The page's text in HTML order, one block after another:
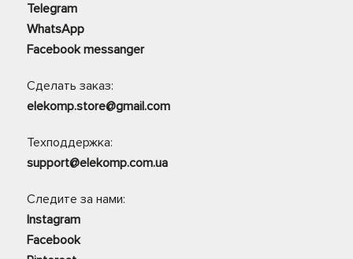
Telegram
WhatsApp
Facebook messanger
Сделать заказ:
elekomp.store@gmail.com
Техподдержка:
support@elekomp.com.ua
Следите за нами:
Instagram
Facebook